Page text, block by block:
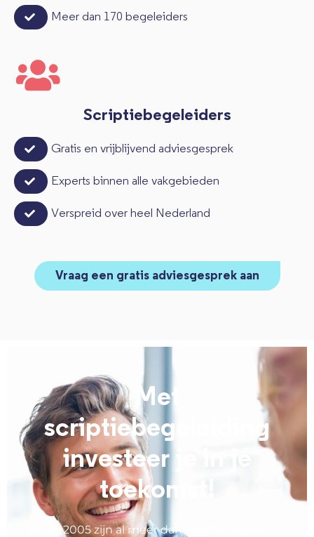
Meer dan 170 begeleiders
Scriptiebegeleiders
Gratis en vrijblijvend adviesgesprek
Experts binnen alle vakgebieden
Verspreid over heel Nederland
Vraag een gratis adviesgesprek aan
Met
scriptiebegeleiding
investeer je in je
toekomst!
Sinds 2005 zijn al meer dan 10.000 studenten